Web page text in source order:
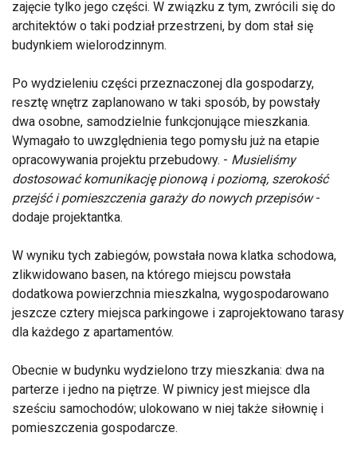
zajęcie tylko jego części. W związku z tym, zwrócili się do
architektów o taki podział przestrzeni, by dom stał się
budynkiem wielorodzinnym.
Po wydzieleniu części przeznaczonej dla gospodarzy,
resztę wnętrz zaplanowano w taki sposób, by powstały
dwa osobne, samodzielnie funkcjonujące mieszkania.
Wymagało to uwzględnienia tego pomysłu już na etapie
opracowywania projektu przebudowy. - Musieliśmy
dostosować komunikację pionową i poziomą, szerokość
przejść i pomieszczenia garaży do nowych przepisów-
dodaje projektantka.
W wyniku tych zabiegów, powstała nowa klatka schodowa,
zlikwidowano basen, na którego miejscu powstała
dodatkowa powierzchnia mieszkalna, wygospodarowano
jeszcze cztery miejsca parkingowe i zaprojektowano tarasy
dla każdego z apartamentów.
Obecnie w budynku wydzielono trzy mieszkania: dwa na
parterze i jedno na piętrze. W piwnicy jest miejsce dla
sześciu samochodów; ulokowano w niej także siłownię i
pomieszczenia gospodarcze.